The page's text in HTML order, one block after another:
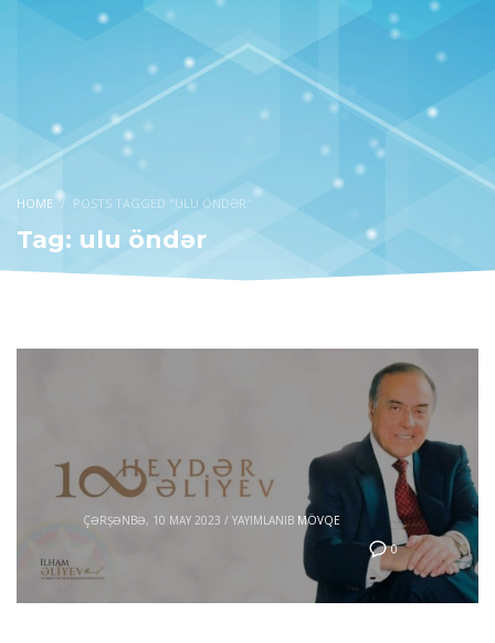
HOME POSTS TAGGED "ULU ÖNDƏR"
Tag: ulu öndər
0
ÇƏRŞƏNBƏ, 10 MAY 2023 / YAYIMLANIB MÖVQE